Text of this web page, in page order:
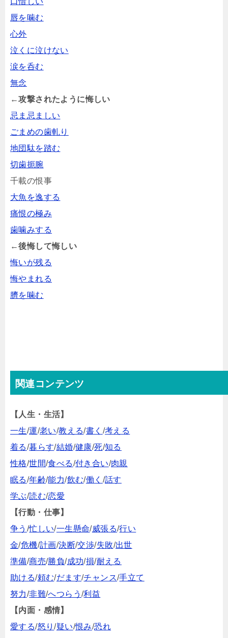
唇を噛む
心外
泣くに泣けない
涙を呑む
無念
←攻撃されたように悔しい
忌ま忌ましい
ごまめの歯軋り
地団駄を踏む
切歯扼腕
千載の恨事
大魚を逸する
痛恨の極み
歯噛みする
←後悔して悔しい
悔いが残る
悔やまれる
臍を噛む
関連コンテンツ
【人生・生活】
一生/運/老い/教える/書く /考える
着る/暮らす/結婚/健康/死/知る
性格/世間/食べる/付き合い/肉親
眠る/年齢/能力/飲む/働く /話す
学ぶ/読む/恋愛
【行動・仕事】
争う /忙しい/一生懸命/威張る/行い
金/危機/計画/決断/交渉/失敗/出世
準備/商売/勝負/成功/損/耐える
助ける/頼む/だます/チャンス/手立て
努力/非難/へつらう/利益
【内面・感情】
愛する/怒り/疑い/恨み/恐れ